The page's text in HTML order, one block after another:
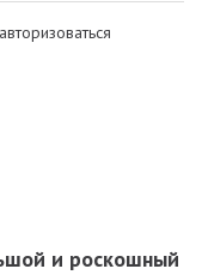
и роскошный